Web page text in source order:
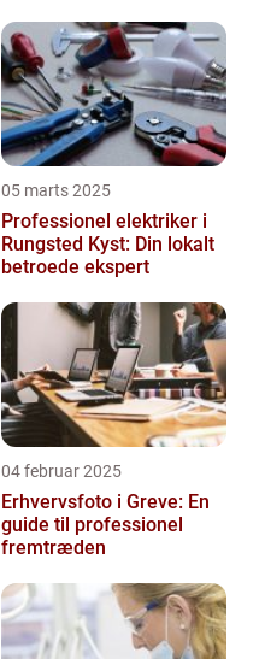
05 marts 2025
Professionel elektriker i
Rungsted Kyst: Din lokalt
betroede ekspert
04 februar 2025
Erhvervsfoto i Greve: En
guide til professionel
fremtræden